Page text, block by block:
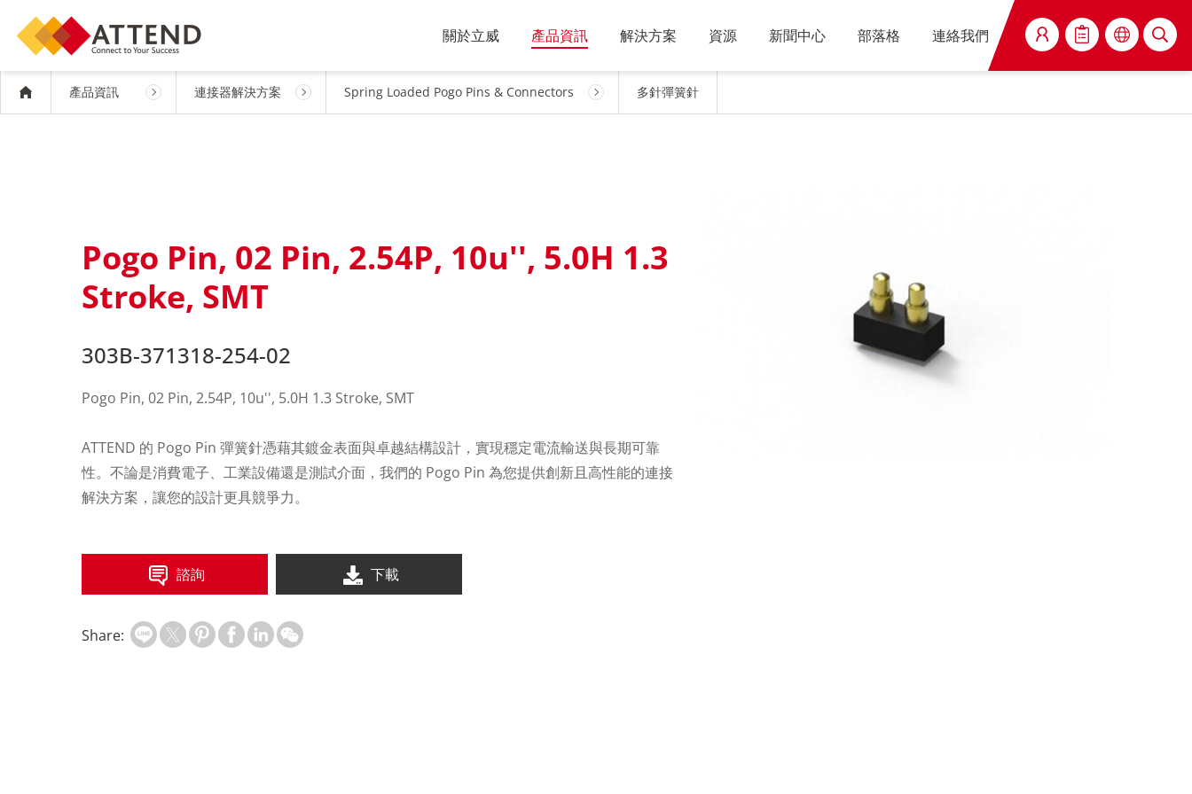
關於立威 產品資訊 解決方案 資源 新聞中心 部落格 連絡我們 搜尋
產品資訊 連接器解決方案 Spring Loaded Pogo Pins & Connectors 多針彈簧針
Pogo Pin, 02 Pin, 2.54P, 10u'', 5.0H 1.3
Stroke, SMT
303B-371318-254-02
Pogo Pin, 02 Pin, 2.54P, 10u'', 5.0H 1.3 Stroke, SMT
ATTEND 的 Pogo Pin 彈簧針憑藉其鍍金表面與卓越結構設計，實現穩定電流輸送與長期可靠
性。不論是消費電子、工業設備還是測試介面，我們的 Pogo Pin 為您提供創新且高性能的連接
解決方案，讓您的設計更具競爭力。
諮詢 下載
Share: